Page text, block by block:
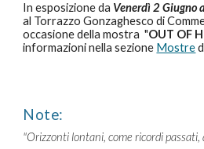
In esposizioneda Venerdì 2 Giugno
al Torrazzo Gonzaghesco di
occasione della mostra "OUT OF
informazioni nella sezione Mostre
Note:
"Orizzonti lontani, come ricordi passati,